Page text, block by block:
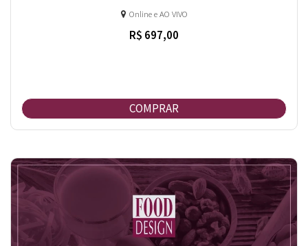
Online e AO VIVO
R$ 697,00
COMPRAR